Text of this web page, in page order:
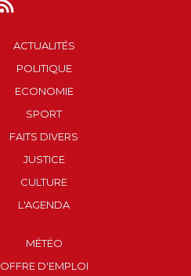
ACTUALITÉS
POLITIQUE
ECONOMIE
SPORT
FAITS DIVERS
JUSTICE
CULTURE
L'AGENDA
MÉTÉO
OFFRE D'EMPLOI